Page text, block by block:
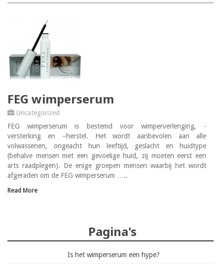
FEG wimperserum
Uncategorized
FEG wimperserum is bestemd voor wimperverlenging, -
versterking en –herstel. Het wordt aanbevolen aan alle
volwassenen, ongeacht hun leeftijd, geslacht en huidtype
(behalve mensen met een gevoelige huid, zij moeten eerst een
arts raadplegen). De enige groepen mensen waarbij het wordt
afgeraden om de FEG wimperserum …..
Read More
Pagina's
Is het wimperserum een hype?